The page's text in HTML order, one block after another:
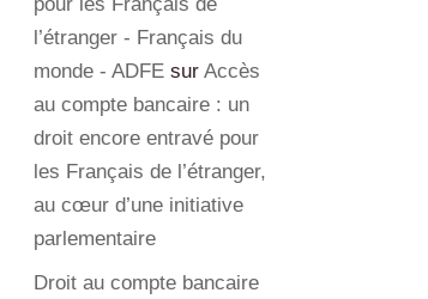
l’étranger - Français du
monde - ADFE surAccès
au compte bancaire : un
droit encore entravé pour
les Français de l’étranger,
au cœur d’une initiative
parlementaire
Droit au compte bancaire